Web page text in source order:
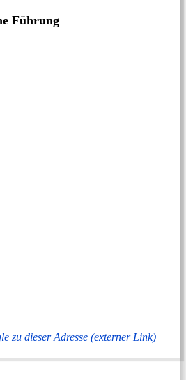
Führung
zu dieser Adresse (externer Link)